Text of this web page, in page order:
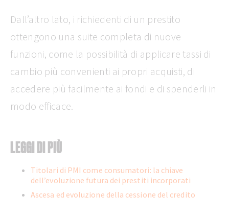
Dall’altro lato, i richiedenti di un prestito
ottengono una suite completa di nuove
funzioni, come la possibilità di applicare tassi di
cambio più convenienti ai propri acquisti, di
accedere più facilmente ai fondi e di spenderli in
modo efficace.
LEGGI DI PIÙ
Titolari di PMI come consumatori: la chiave
dell’evoluzione futura dei prestiti incorporati
Ascesa ed evoluzione della cessione del credito